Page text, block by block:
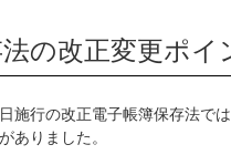
の改正変更ポ
施行の改正電子帳簿保存法で
ありました。